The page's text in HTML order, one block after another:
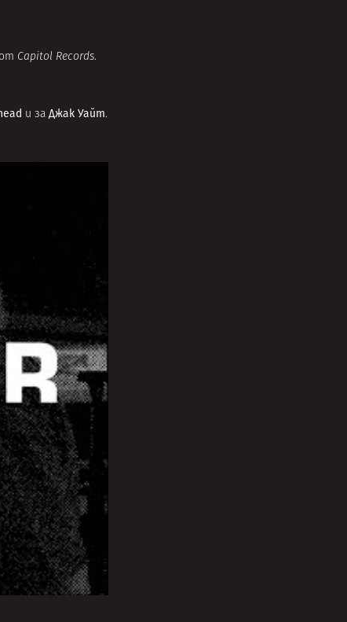
Capitol Records.
и за Джак Уайт.